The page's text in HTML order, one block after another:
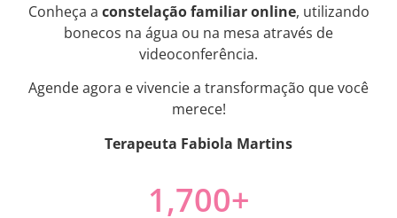
Conheça a constelação familiar online, utilizando
bonecos na água ou na mesa através de
videoconferência.
Agende agora e vivencie a transformação que você
merece!
Terapeuta Fabiola Martins
1,700+